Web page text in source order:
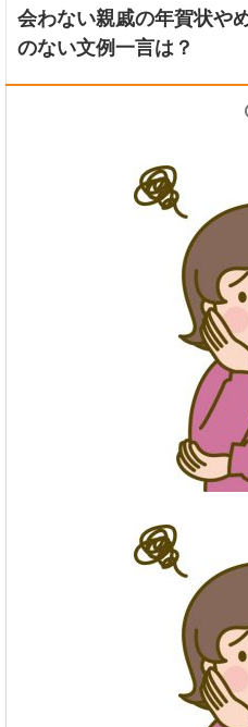
会わない親戚の年賀状や
のない文例一言は？